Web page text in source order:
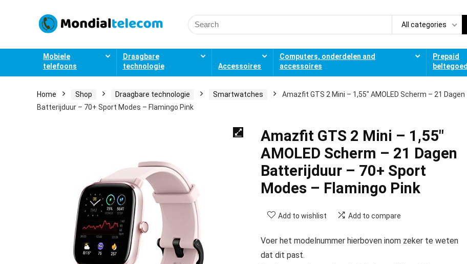
Search
for:
All categories
Mobiele
telefoons
Draagbare
technologie
Accessoires
Computers, onderdelen and
accessoires
Prepaid
beltegoed
Home Shop Draagbare technologie Smartwatches
Amazfit GTS 2 Mini – 1,55″ AMOLED Scherm – 21 Dagen
Batterijduur – 70+ Sport Modes – Flamingo Pink
Amazfit GTS 2 Mini – 1,55″
AMOLED Scherm – 21 Dagen
Batterijduur – 70+ Sport
Modes – Flamingo Pink
Add to wishlist Add to compare
Voer het modelnummer hierboven inom zeker te weten
dat dit past.